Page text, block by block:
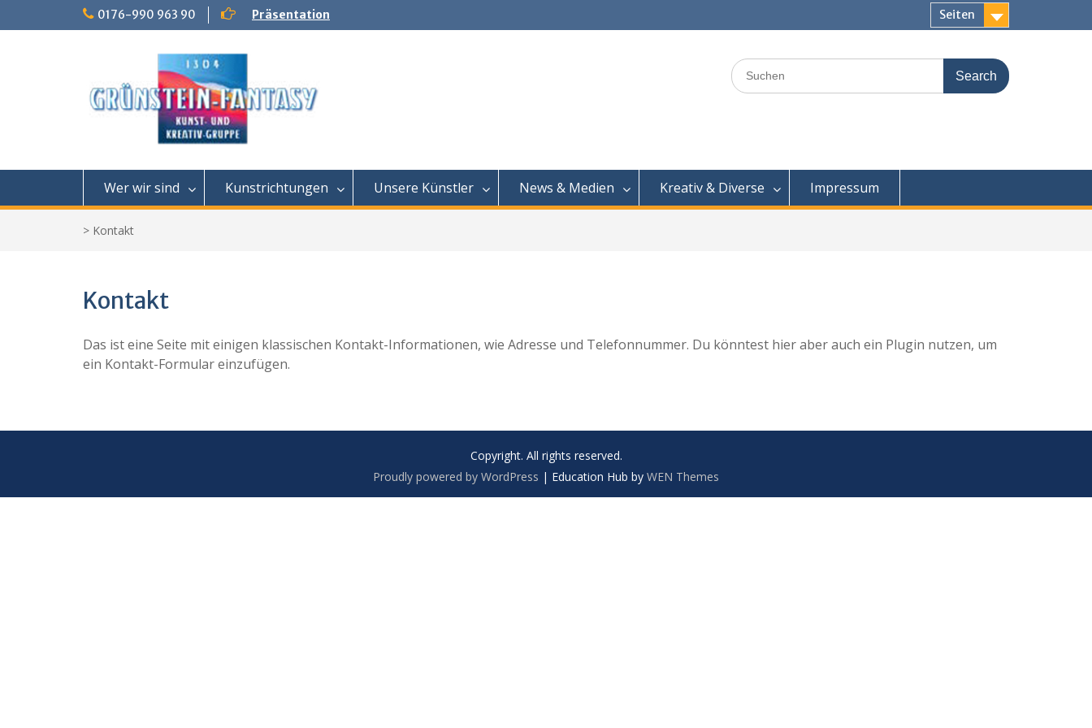
0176-990 963 90 Präsentation Seiten
Search
for:
Wer wir sind Kunstrichtungen Unsere Künstler News & Medien Kreativ & Diverse Impressum
> Kontakt
Kontakt
Das ist eine Seite mit einigen klassischen Kontakt-Informationen, wie Adresse und Telefonnummer. Du könntest hier aber auch ein Plugin nutzen, um
ein Kontakt-Formular einzufügen.
Copyright. All rights reserved.
Proudly powered by WordPress | Education Hub by WEN Themes